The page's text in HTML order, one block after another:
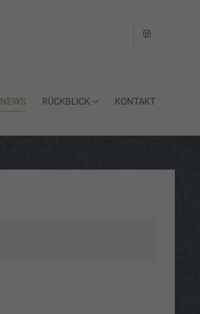
dolor. Aenean massa. Cum sociis
NEWS RÜCKBLICK KONTAKT